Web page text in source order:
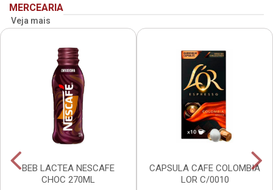
MERCEARIA
Veja mais
BEB LACTEA NESCAFE
CHOC 270ML
CAPSULA CAFE COLOMBIA
LOR C/0010